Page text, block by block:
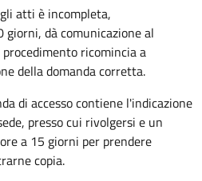
atti è incompleta,
dà comunicazione al
ricomincia a
della domanda corretta.
di accesso contiene l'indicazione
presso cui rivolgersi e un
a 15 giorni per prendere
copia.